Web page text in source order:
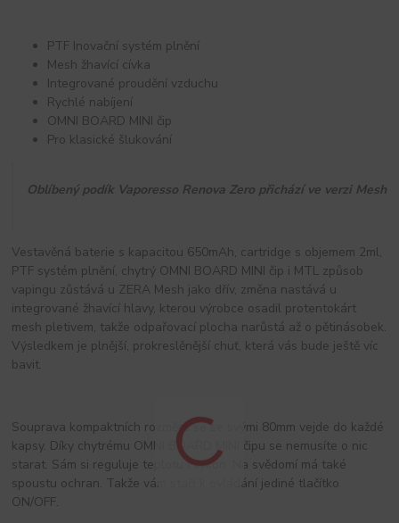
PTF Inovační systém plnění
Mesh žhavící cívka
Integrované proudění vzduchu
Rychlé nabíjení
OMNI BOARD MINI čip
Pro klasické šlukování
Oblíbený podík Vaporesso Renova Zero přichází ve verzi Mesh
Vestavěná baterie s kapacitou 650mAh, cartridge s objemem 2ml,
PTF systém plnění, chytrý OMNI BOARD MINI čip i MTL způsob
vapingu zůstává u ZERA Mesh jako dřív, změna nastává u
integrované žhavící hlavy, kterou výrobce osadil protentokárt
mesh pletivem, takže odpařovací plocha narůstá až o pětinásobek.
Výsledkem je plnější, prokreslěnější chuť, která vás bude ještě víc
bavit.
Souprava kompaktních rozměrů se se svými 80mm vejde do každé
kapsy. Díky chytrému OMNI BOARD MINI čipu se nemusíte o nic
starat. Sám si reguluje teplotu i výkon. Na svědomí má také
spoustu ochran. Takže vám stačí k ovládání jediné tlačítko
ON/OFF.